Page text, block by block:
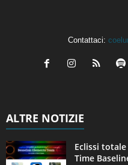
Contattaci:
ALTRE NOTIZIE
Eclissi
Time